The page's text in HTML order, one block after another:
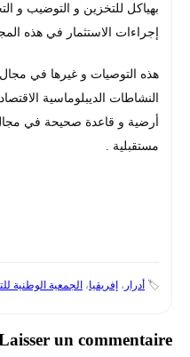
بهياكل للتخزين و التوضيب و
إجراءات الاستثمار في هذه
هذه التوصيات و غيرها في
النشاطات الديبلوماسية
أرضية و قاعدة صحيحة في
مستقبلية .
🏷️ أدرار ، إفريقيا، الجمعية الوطنية
un commentaire